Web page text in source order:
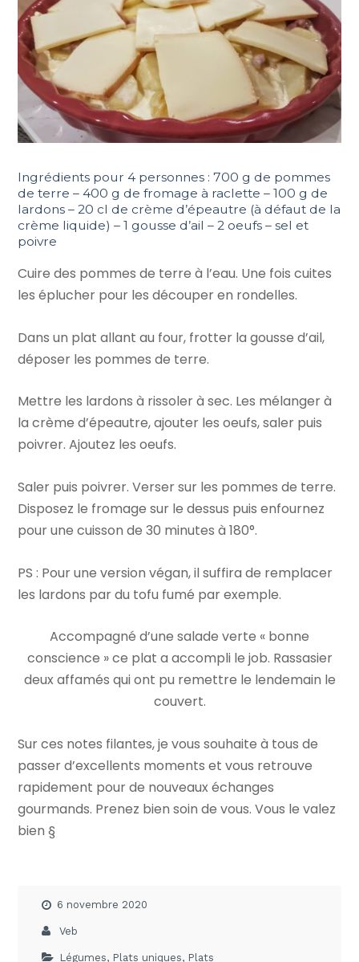
Ingrédients pour 4 personnes : 700 g de pommes
de terre – 400 g de fromage à raclette – 100 g de
lardons – 20 cl de crème d’épeautre (à défaut de la
crème liquide) – 1 gousse d’ail – 2 oeufs – sel et
poivre
Cuire des pommes de terre à l’eau. Une fois cuites
les éplucher pour les découper en rondelles.
Dans un plat allant au four, frotter la gousse d’ail,
déposer les pommes de terre.
Mettre les lardons à rissoler à sec. Les mélanger à
la crème d’épeautre, ajouter les oeufs, saler puis
poivrer. Ajoutez les oeufs.
Saler puis poivrer. Verser sur les pommes de terre.
Disposez le fromage sur le dessus puis enfournez
pour une cuisson de 30 minutes à 180°.
PS : Pour une version végan, il suffira de remplacer
les lardons par du tofu fumé par exemple.
Accompagné d’une salade verte « bonne
conscience » ce plat a accompli le job. Rassasier
deux affamés qui ont pu remettre le lendemain le
couvert.
Sur ces notes filantes, je vous souhaite à tous de
passer d’excellents moments et vous retrouve
rapidement pour de nouveaux échanges
gourmands. Prenez bien soin de vous. Vous le valez
bien §
6 novembre 2020
Veb
Légumes, Plats uniques, Plats